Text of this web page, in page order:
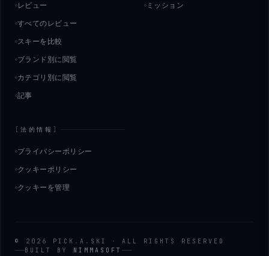
レビュー
すべてのレビュー
スキーを比較
ブランド別に閲覧
カテゴリ別に閲覧
記事
ミッション
[法的情報 ]
プライバシーポリシー
クッキーポリシー
クッキーを管理
© 2026 PICK . A . SKI ·
ALL RIGHTS RESERVED
BUILT BY
NIMMASOFT